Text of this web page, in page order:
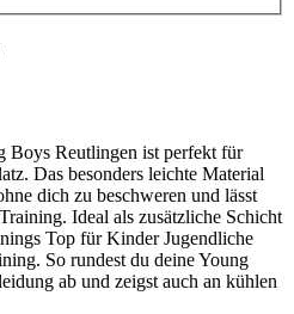
Boys Reutlingen ist perfekt für
Das besonders leichte Material
dich zu beschweren und lässt
Ideal als zusätzliche Schicht
Top für Kinder Jugendliche
So rundest du deine Young
ab und zeigst auch an kühlen